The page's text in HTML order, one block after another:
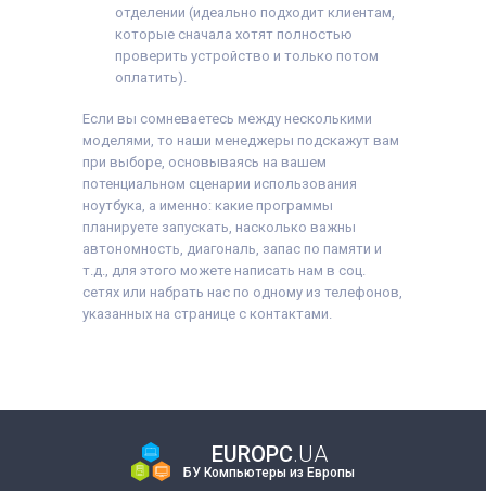
отделении (идеально подходит клиентам,
которые сначала хотят полностью
проверить устройство и только потом
оплатить).
Если вы сомневаетесь между несколькими
моделями, то наши менеджеры подскажут вам
при выборе, основываясь на вашем
потенциальном сценарии использования
ноутбука, а именно: какие программы
планируете запускать, насколько важны
автономность, диагональ, запас по памяти и
т.д., для этого можете написать нам в соц.
сетях или набрать нас по одному из телефонов,
указанных на странице с контактами.
EUROPC.UA
БУ Компьютеры из Европы